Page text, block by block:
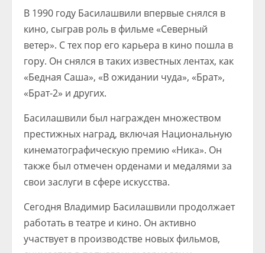
В 1990 году Басилашвили впервые снялся в
кино, сыграв роль в фильме «Северный
ветер». С тех пор его карьера в кино пошла в
гору. Он снялся в таких известных лентах, как
«Бедная Саша», «В ожидании чуда», «Брат»,
«Брат-2» и других.
Басилашвили был награжден множеством
престижных наград, включая Национальную
кинематографическую премию «Ника». Он
также был отмечен орденами и медалями за
свои заслуги в сфере искусства.
Сегодня Владимир Басилашвили продолжает
работать в театре и кино. Он активно
участвует в производстве новых фильмов,